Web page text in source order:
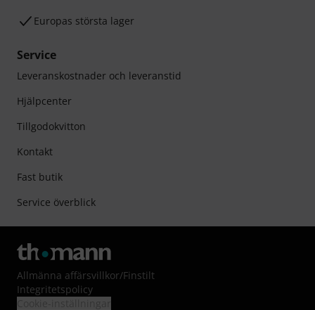
Europas största lager
Service
Leveranskostnader och leveranstid
Hjälpcenter
Tillgodokvitton
Kontakt
Fast butik
Service överblick
Allmänna affärsvillkor/Finstilt
Integritetspolicy